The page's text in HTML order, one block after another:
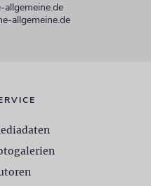
allgemeine.de
allgemeine.de